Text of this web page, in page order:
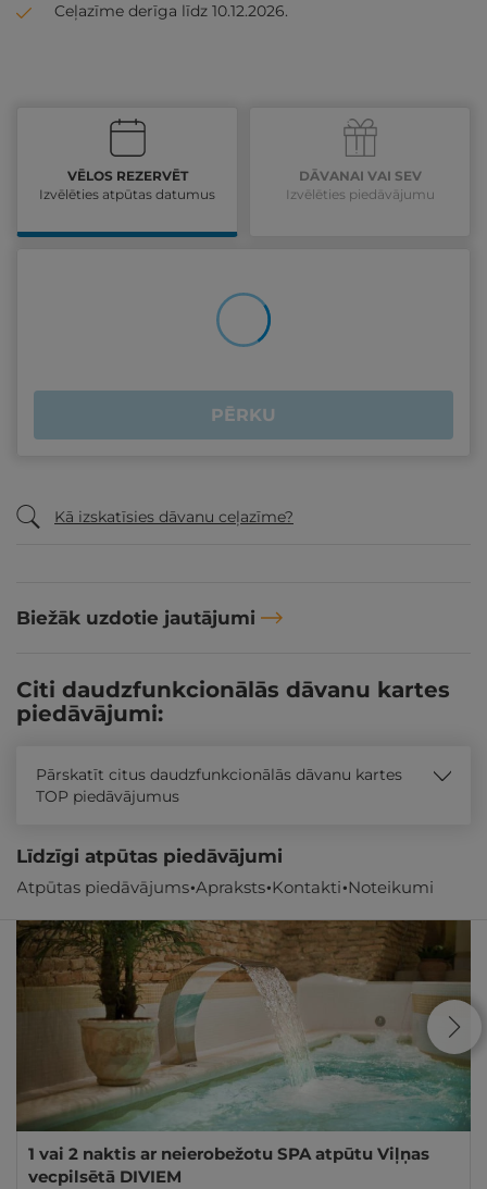
Ceļazīme derīga līdz 10.12.2026.
VĒLOS REZERVĒT
Izvēlēties atpūtas datumus
DĀVANAI VAI SEV
Izvēlēties piedāvājumu
PĒRKU
Kā izskatīsies dāvanu ceļazīme?
Biežāk uzdotie jautājumi
Atpūtas piedāvājums Apraksts Kontakti Noteikumi
Citi daudzfunkcionālās dāvanu kartes
piedāvājumi:
Pārskatīt citus daudzfunkcionālās dāvanu kartes
TOP piedāvājumus
Līdzīgi atpūtas piedāvājumi
1 vai 2 naktis ar neierobežotu SPA atpūtu Viļņas
vecpilsētā DIVIEM